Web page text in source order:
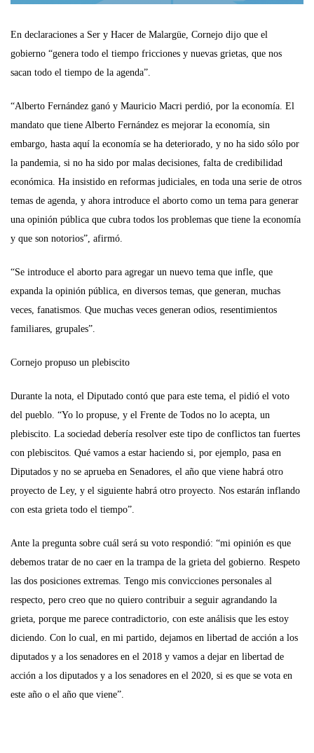
En declaraciones a Ser y Hacer de Malargüe, Cornejo dijo que el
gobierno “genera todo el tiempo fricciones y nuevas grietas, que nos
sacan todo el tiempo de la agenda”.
“Alberto Fernández ganó y Mauricio Macri perdió, por la economía. El
mandato que tiene Alberto Fernández es mejorar la economía, sin
embargo, hasta aquí la economía se ha deteriorado, y no ha sido sólo por
la pandemia, si no ha sido por malas decisiones, falta de credibilidad
económica. Ha insistido en reformas judiciales, en toda una serie de otros
temas de agenda, y ahora introduce el aborto como un tema para generar
una opinión pública que cubra todos los problemas que tiene la economía
y que son notorios”, afirmó.
“Se introduce el aborto para agregar un nuevo tema que infle, que
expanda la opinión pública, en diversos temas, que generan, muchas
veces, fanatismos. Que muchas veces generan odios, resentimientos
familiares, grupales”.
Cornejo propuso un plebiscito
Durante la nota, el Diputado contó que para este tema, el pidió el voto
del pueblo. “Yo lo propuse, y el Frente de Todos no lo acepta, un
plebiscito. La sociedad debería resolver este tipo de conflictos tan fuertes
con plebiscitos. Qué vamos a estar haciendo si, por ejemplo, pasa en
Diputados y no se aprueba en Senadores, el año que viene habrá otro
proyecto de Ley, y el siguiente habrá otro proyecto. Nos estarán inflando
con esta grieta todo el tiempo”.
Ante la pregunta sobre cuál será su voto respondió: “mi opinión es que
debemos tratar de no caer en la trampa de la grieta del gobierno. Respeto
las dos posiciones extremas. Tengo mis convicciones personales al
respecto, pero creo que no quiero contribuir a seguir agrandando la
grieta, porque me parece contradictorio, con este análisis que les estoy
diciendo. Con lo cual, en mi partido, dejamos en libertad de acción a los
diputados y a los senadores en el 2018 y vamos a dejar en libertad de
acción a los diputados y a los senadores en el 2020, si es que se vota en
este año o el año que viene”.